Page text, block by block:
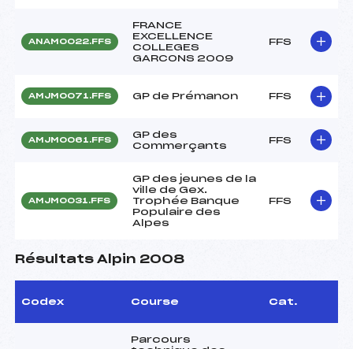
ANAM0022.FFS
FRANCE
EXCELLENCE
COLLEGES
GARCONS 2009
FFS
AMJM0071.FFS GP de Prémanon FFS
AMJM0061.FFS
GP des
Commerçants
FFS
AMJM0031.FFS
GP des jeunes de la
ville de Gex.
Trophée Banque
Populaire des
Alpes
FFS
Résultats Alpin 2008
Codex Course Cat.
Parcours